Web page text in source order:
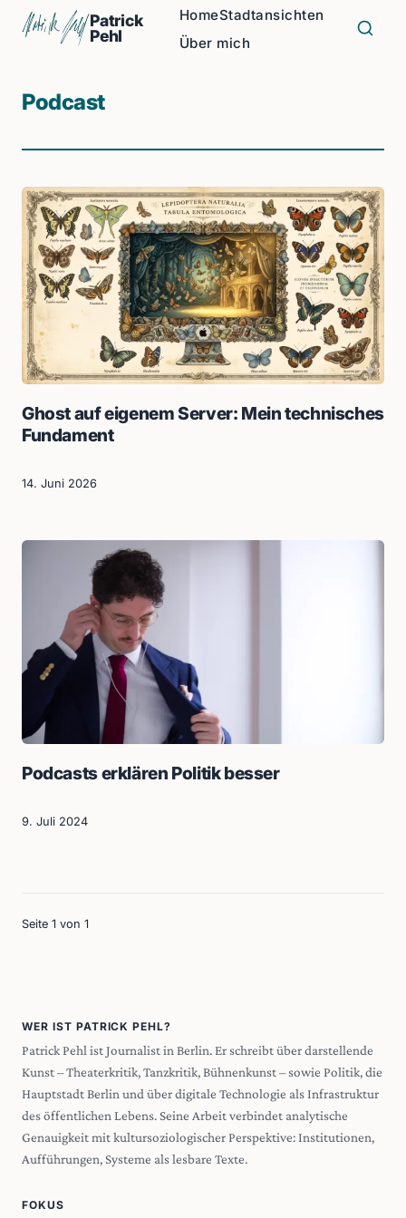
Patrick
Pehl
HomeStadtansichten
Über mich
Podcast
Ghost auf eigenem Server: Mein technisches
Fundament
14. Juni 2026
Podcasts erklären Politik besser
9. Juli 2024
Seite 1 von 1
WER IST PATRICK PEHL?
Patrick Pehl ist Journalist in Berlin. Er schreibt über darstellende
Kunst – Theaterkritik, Tanzkritik, Bühnenkunst – sowie Politik, die
Hauptstadt Berlin und über digitale Technologie als Infrastruktur
des öffentlichen Lebens. Seine Arbeit verbindet analytische
Genauigkeit mit kultursoziologischer Perspektive: Institutionen,
Aufführungen, Systeme als lesbare Texte.
FOKUS